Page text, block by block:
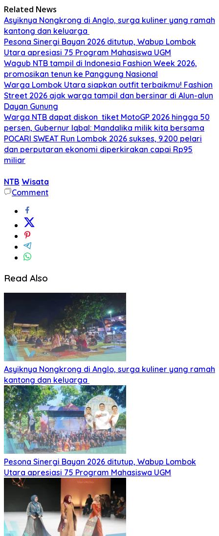
Related News
Asyiknya Nongkrong di Anglo, surga kuliner yang ramah
kantong dan keluarga
Pesona Sinergi Bayan 2026 ditutup, Wabup Lombok
Utara apresiasi 75 Program Mahasiswa UGM
Wagub NTB tampil di Indonesia Fashion Week 2026,
promosikan tenun ke Panggung Nasional
Warga Lombok Utara siapkan outfit terbaikmu! Fashion
Street 2026 ajak warga tampil dan bersinar di Alun-alun
Dayan Gunung
Warga NTB dapat diskon tiket MotoGP 2026 hingga 50
persen, Gubernur Iqbal: Mandalika milik kita bersama
POCARI SWEAT Run Lombok 2026 sukses, 9.200 pelari
dan perputaran ekonomi diperkirakan capai Rp95
miliar
NTB Wisata
Comment
Read Also
Asyiknya Nongkrong di Anglo, surga kuliner yang ramah
kantong dan keluarga
Pesona Sinergi Bayan 2026 ditutup, Wabup Lombok
Utara apresiasi 75 Program Mahasiswa UGM